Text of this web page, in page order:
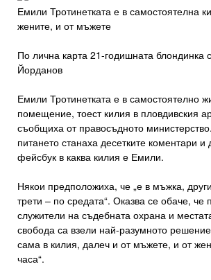
Емили Тротинетката е в самостоятелна
жените, и от мъжете
По лична карта 21-годишната блондинка
Йорданов
Емили Тротинетката е в самостоятелно
помещение, тоест килия в пловдивския
съобщиха от правосъдното
питането станаха десетките коментари
фейсбук в каква килия е Емили.
Някои предположиха, че „е в мъжка,
трети – по средата“. Оказва се обаче, че
служители на съдебната охрана и
свобода са взели най-разумното
сама в килия, далеч и от мъжете, и от
часа“.